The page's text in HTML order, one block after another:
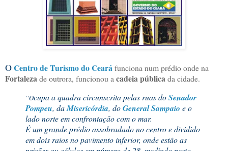
OCentro de Turismo do Cearáfunciona num prédio onde na
Fortalezade outrora, funcionou acadeia públicada cidade.
“Ocupa a quadra circunscrita pelas ruas doSenador
Pompeu, daMisericórdia, doGeneral Sampaio e o
lado norte em confrontação com o mar.
É um grande prédio assobradado no centro e dividido
em dois raios no pavimento inferior, onde estão as